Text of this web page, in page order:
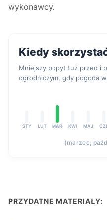
wykonawcy.
Kiedy
Mniejszy popyt tuż przed i
ogrodniczym, gdy pogoda
STY LUT MAR KWI MAJ
(marzec,
PRZYDATNE MATERIAŁY: